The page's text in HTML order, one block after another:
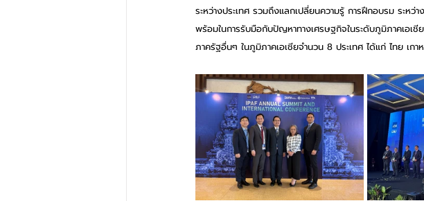
ระหว่างประเทศ รวมถึงแลกเปลี่ยนความรู้ การฝึกอบรม ระห
พร้อมในการรับมือกับปัญหาทางเศรษฐกิจในระดับภูมิภาคเอ
ภาครัฐอื่นๆ ในภูมิภาคเอเชียจำนวน 8 ประเทศ ได้แก่ ไทย เก